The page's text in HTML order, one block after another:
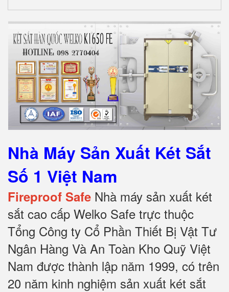
Nhà Máy Sản Xuất Két Sắt
Số 1 Việt Nam
Fireproof Safe Nhà máy sản xuất két
sắt cao cấp Welko Safe trực thuộc
Tổng Công ty Cổ Phần Thiết Bị Vật Tư
Ngân Hàng Và An Toàn Kho Quỹ Việt
Nam được thành lập năm 1999, có trên
20 năm kinh nghiệm sản xuất két sắt